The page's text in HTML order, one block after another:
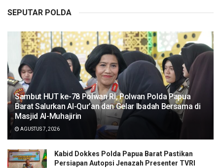
SEPUTAR POLDA
Sambut HUT ke-78 Polwan RI, Polwan Polda Papua
Barat Salurkan Al-Qur’an dan Gelar Ibadah Bersama di
Masjid Al-Muhajirin
AGUSTUS 7, 2026
Kabid Dokkes Polda Papua Barat Pastikan
Persiapan Autopsi Jenazah Presenter TVRI